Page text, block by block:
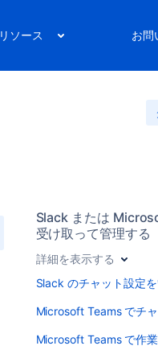
リソース お問
Slack または
受け取って管理する
詳細を表示する
Slack のチャット設定
Microsoft Teams でチ
Microsoft Teams で作